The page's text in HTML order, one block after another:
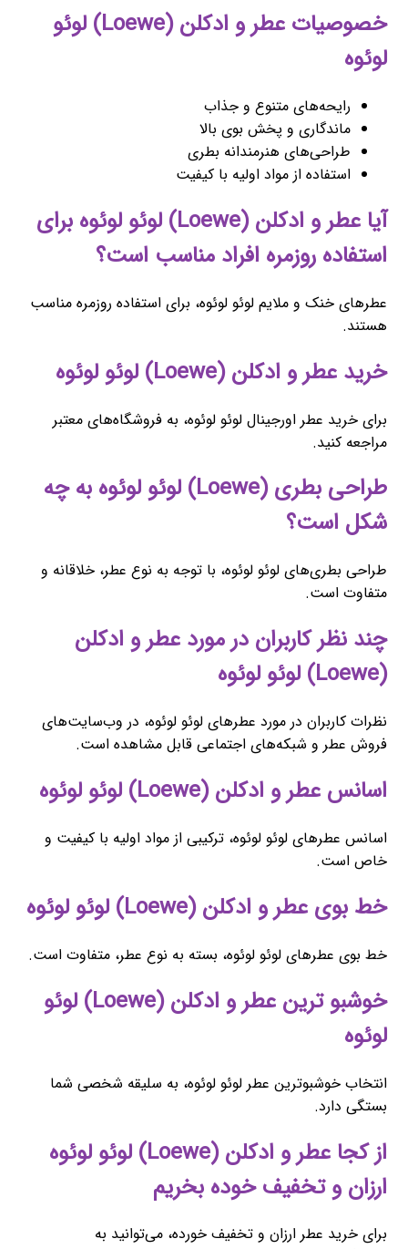
خصوصیات عطر و ادکلن (Loewe) لوئو
لوئوه
رایحه‌های متنوع و جذاب
ماندگاری و پخش بوی بالا
طراحی‌های هنرمندانه بطری
استفاده از مواد اولیه با کیفیت
آیا عطر و ادکلن (Loewe) لوئو لوئوه برای
استفاده روزمره افراد مناسب است؟
عطرهای خنک و ملایم لوئو لوئوه، برای استفاده روزمره مناسب
هستند.
خرید عطر و ادکلن (Loewe) لوئو لوئوه
برای خرید عطر اورجینال لوئو لوئوه، به فروشگاه‌های معتبر
مراجعه کنید.
طراحی بطری (Loewe) لوئو لوئوه به چه
شکل است؟
طراحی بطری‌های لوئو لوئوه، با توجه به نوع عطر، خلاقانه و
متفاوت است.
چند نظر کاربران در مورد عطر و ادکلن
(Loewe) لوئو لوئوه
نظرات کاربران در مورد عطرهای لوئو لوئوه، در وب‌سایت‌های
فروش عطر و شبکه‌های اجتماعی قابل مشاهده است.
اسانس عطر و ادکلن (Loewe) لوئو لوئوه
اسانس عطرهای لوئو لوئوه، ترکیبی از مواد اولیه با کیفیت و
خاص است.
خط بوی عطر و ادکلن (Loewe) لوئو لوئوه
خط بوی عطرهای لوئو لوئوه، بسته به نوع عطر، متفاوت است.
خوشبو ترین عطر و ادکلن (Loewe) لوئو
لوئوه
انتخاب خوشبوترین عطر لوئو لوئوه، به سلیقه شخصی شما
بستگی دارد.
از کجا عطر و ادکلن (Loewe) لوئو لوئوه
ارزان و تخفیف خوده بخریم
برای خرید عطر ارزان و تخفیف خورده، می‌توانید به